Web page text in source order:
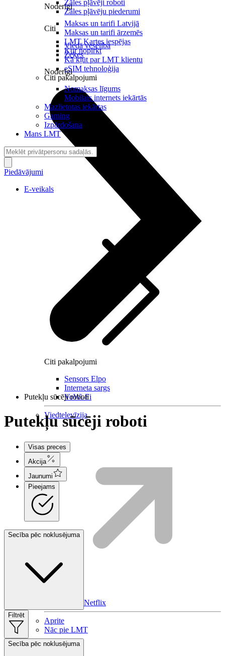
Noderīgi
Maksas un tarifi Latvijā
Maksas un tarifi ārzemēs
LMT Kartes iespējas
Kur nopirkt
Kā kļūt par LMT klientu
eSIM tehnoloģija
Citi pakalpojumi
Citi pakalpojumi
Sensors Elpo
Interneta sargs
VoWi-Fi
Viedtelevīzija
HBO Max | Netflix
Aprite
Nāc pie LMT
Zāles pļāvēji roboti
Zāles pļāvēju piederumi
Citi
Viedā veselība
Zeķes
Noderīgi
Nomaksas līgums
Mobilais internets iekārtās
Mazlietotas iekārtas
Gaming
Izpārdošana
Mans LMT
Piedāvājumi
E-veikals
Putekļu sūcēji roboti
Putekļu sūcēji roboti
Visas preces
Akcija
Jaunumi
Pieejams
Secība pēc noklusējuma
Filtrēt
Secība pēc noklusējuma